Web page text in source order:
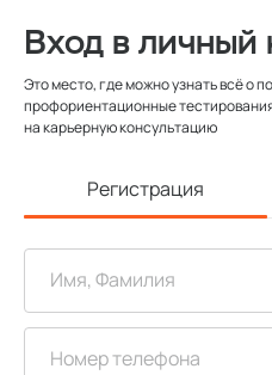
Вход в личный
Это место, где можно узнать всё о
профориентационные
на карьерную консультацию
Регистрация